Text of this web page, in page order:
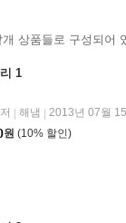
상품들로 구성되어
1
해냄
2013년 07월
원 (10% 할인)